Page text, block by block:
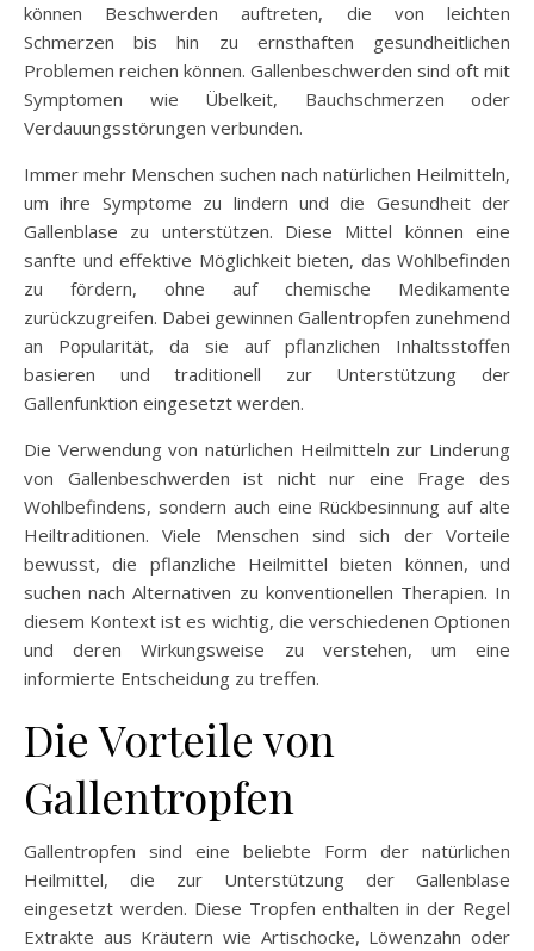
können Beschwerden auftreten, die von leichten
Schmerzen bis hin zu ernsthaften gesundheitlichen
Problemen reichen können. Gallenbeschwerden sind oft mit
Symptomen wie Übelkeit, Bauchschmerzen oder
Verdauungsstörungen verbunden.
Immer mehr Menschen suchen nach natürlichen Heilmitteln,
um ihre Symptome zu lindern und die Gesundheit der
Gallenblase zu unterstützen. Diese Mittel können eine
sanfte und effektive Möglichkeit bieten, das Wohlbefinden
zu fördern, ohne auf chemische Medikamente
zurückzugreifen. Dabei gewinnen Gallentropfen zunehmend
an Popularität, da sie auf pflanzlichen Inhaltsstoffen
basieren und traditionell zur Unterstützung der
Gallenfunktion eingesetzt werden.
Die Verwendung von natürlichen Heilmitteln zur Linderung
von Gallenbeschwerden ist nicht nur eine Frage des
Wohlbefindens, sondern auch eine Rückbesinnung auf alte
Heiltraditionen. Viele Menschen sind sich der Vorteile
bewusst, die pflanzliche Heilmittel bieten können, und
suchen nach Alternativen zu konventionellen Therapien. In
diesem Kontext ist es wichtig, die verschiedenen Optionen
und deren Wirkungsweise zu verstehen, um eine
informierte Entscheidung zu treffen.
Die Vorteile von
Gallentropfen
Gallentropfen sind eine beliebte Form der natürlichen
Heilmittel, die zur Unterstützung der Gallenblase
eingesetzt werden. Diese Tropfen enthalten in der Regel
Extrakte aus Kräutern wie Artischocke, Löwenzahn oder